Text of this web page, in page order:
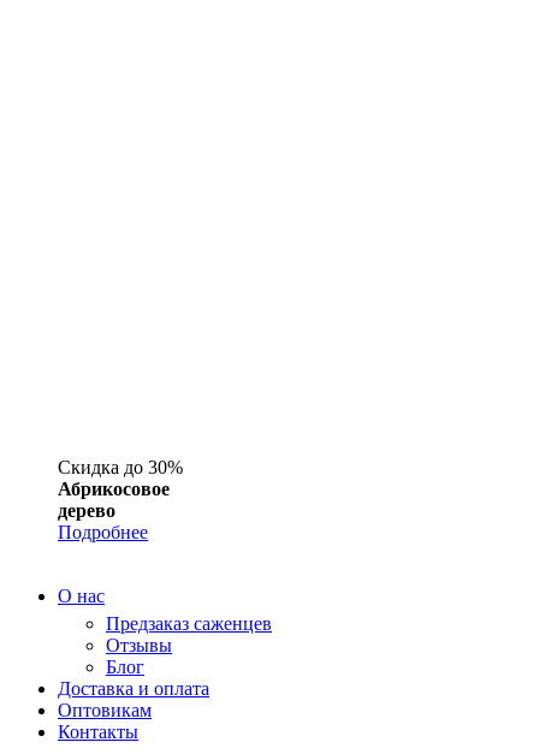
Скидка до 30%
Абрикосовое
дерево
Подробнее
О нас
Предзаказ саженцев
Отзывы
Блог
Доставка и оплата
Оптовикам
Контакты